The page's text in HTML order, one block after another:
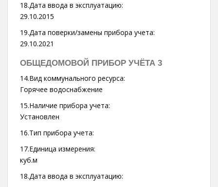
18.Дата ввода в эксплуатацию:
29.10.2015
19.Дата поверки/замены прибора учета:
29.10.2021
ОБЩЕДОМОВОЙ ПРИБОР УЧЁТА 3
14.Вид коммунального ресурса:
Горячее водоснабжение
15.Наличие прибора учета:
Установлен
16.Тип прибора учета:
17.Единица измерения:
куб.м
18.Дата ввода в эксплуатацию: